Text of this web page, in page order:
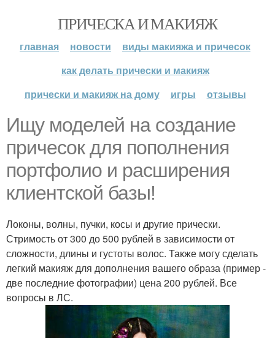
ПРИЧЕСКА И МАКИЯЖ
главная новости
виды макияжа и причесок
как делать прически и макияж
прически и макияж на дому
игры отзывы
Ищу моделей на создание
причесок для пополнения
портфолио и расширения
клиентской базы!
Локоны, волны, пучки, косы и другие прически.
Стримость от 300 до 500 рублей в зависимости от
сложности, длины и густоты волос. Также могу сделать
легкий макияж для дополнения вашего образа (пример -
две последние фотографии) цена 200 рублей. Все
вопросы в ЛС.